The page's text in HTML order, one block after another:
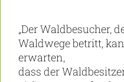
„Der Waldbesucher,
Waldwege betritt,
erwarten,
dass der